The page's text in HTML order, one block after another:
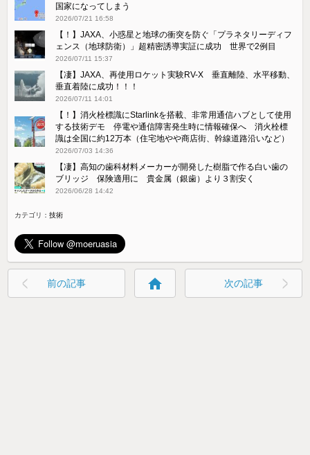
国家になってしまう
2026/07/21 16:58
【！】JAXA、小惑星と地球の衝突を防ぐ「プラネタリーディフ
ェンス（地球防衛）」超精密誘導実証に成功 世界で2例目
2026/07/11 15:37
【凄】JAXA、再使用ロケット実験RV-X 垂直離陸、水平移動、
垂直着陸に成功！！！
2026/07/11 14:01
【！】消火栓標識にStarlinkを搭載、非常用通信ハブとして使用
する技術デモ 停電や通信障害発生時に情報確保へ 消火栓標
識は全国に約12万本（住宅地やや商店街、幹線道路沿いなど）
2026/07/03 14:36
【凄】高知の歯科材料メーカーが開発した樹脂で作る白い歯の
ブリッジ 保険適用に 貴金属（銀歯）より３割安く
2026/06/28 14:42
カテゴリ：技術
前の記事 home 次の記事